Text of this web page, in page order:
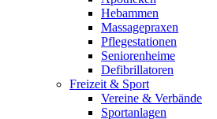
Hebammen
Massagepraxen
Pflegestationen
Seniorenheime
Defibrillatoren
Freizeit & Sport
Vereine & Verbände
Sportanlagen